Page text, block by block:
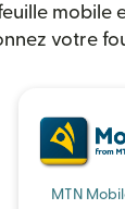
votre
MTN